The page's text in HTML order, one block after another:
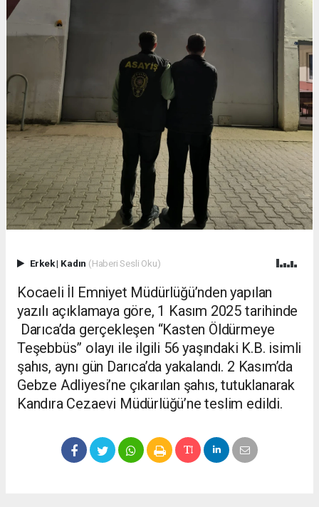
Erkek| Kadın (Haberi Sesli Oku)
Kocaeli İl Emniyet Müdürlüğü’nden yapılan
yazılı açıklamaya göre, 1 Kasım 2025 tarihinde
Darıca’da gerçekleşen “Kasten Öldürmeye
Teşebbüs” olayı ile ilgili 56 yaşındaki K.B. isimli
şahıs, aynı gün Darıca’da yakalandı. 2 Kasım’da
Gebze Adliyesi’ne çıkarılan şahıs, tutuklanarak
Kandıra Cezaevi Müdürlüğü’ne teslim edildi.